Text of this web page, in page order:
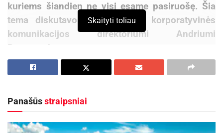
kuriems šiandien ne visi esame pasiruošę. Šia
tema diskutavome su Tele 2
korporatyvinės
komunikacijos direktoriumi Andriumi
Baranausku.
Jūsų bendrovė yra pirmaujantis mobiliojo ryšio
indėlį į interneto plėtrą Lietuvoje, kuris šiandien
yra laikomas viena iš stipriųjų mūsų šalies
konkurencinių savybių. Ar mes galime ateityje
Skaityti toliau
Panašūsstraipsniai